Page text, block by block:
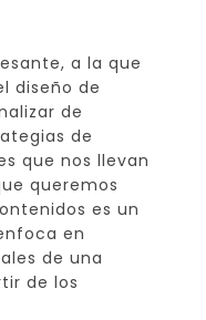
a la que
diseño de
de
de
que nos llevan
queremos
es un
en
de una
de los